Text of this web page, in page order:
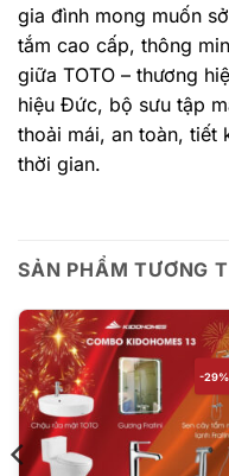
gia đình mong muốn
tắm cao cấp, thông
giữa TOTO – thương
hiệu Đức, bộ sưu tập
thoải mái, an toàn, tiết
thời gian.
SẢN PHẨM TƯƠNG
-29%